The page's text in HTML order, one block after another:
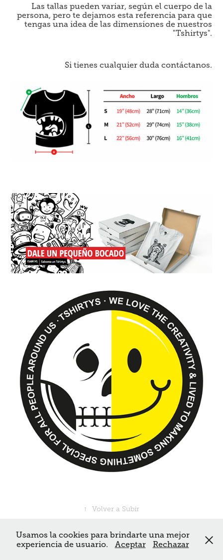
Las tallas pueden variar, según el cuerpo de la
persona, pero te dejamos esta referencia para que
tengas una idea de las dimensiones de nuestros
"Tshirtys".
Si tienes cualquier duda contáctanos.
↑ Volver a Subir
Powered by estudioaliados.com
Usamos la cookies para brindarte una mejor
experiencia de usuario.
Aceptar Rechazar